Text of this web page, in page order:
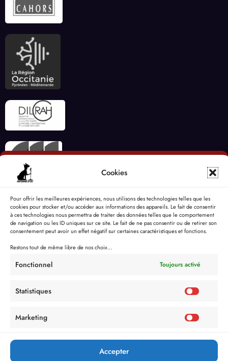
Cookies
Pour offrir les meilleures expériences, nous utilisons des technologies telles que les
cookies pour stocker et/ou accéder aux informations des appareils. Le fait de consentir
à ces technologies nous permettra de traiter des données telles que le comportement
de navigation ou les ID uniques sur ce site. Le fait de ne pas consentir ou de retirer son
consentement peut avoir un effet négatif sur certaines caractéristiques et fonctions.
Restons tout de même libre de nos choix...
Fonctionnel Toujours activé
Statistiques
Marketing
Accepter